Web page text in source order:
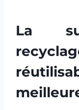
La